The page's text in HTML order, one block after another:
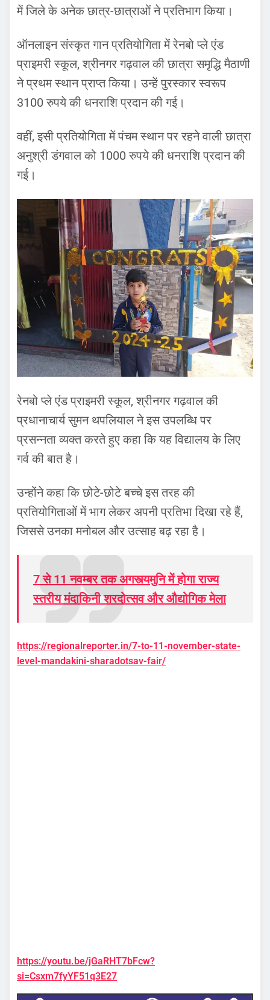
में जिले के अनेक छात्र-छात्राओं ने प्रतिभाग किया।
ऑनलाइन संस्कृत गान प्रतियोगिता में रेनबो प्ले एंड
प्राइमरी स्कूल, श्रीनगर गढ़वाल की छात्रा समृद्धि मैठाणी
ने प्रथम स्थान प्राप्त किया। उन्हें पुरस्कार स्वरूप
3100 रुपये की धनराशि प्रदान की गई।
वहीं, इसी प्रतियोगिता में पंचम स्थान पर रहने वाली छात्रा
अनुश्री डंगवाल को 1000 रुपये की धनराशि प्रदान की
गई।
रेनबो प्ले एंड प्राइमरी स्कूल, श्रीनगर गढ़वाल की
प्रधानाचार्य सुमन थपलियाल ने इस उपलब्धि पर
प्रसन्नता व्यक्त करते हुए कहा कि यह विद्यालय के लिए
गर्व की बात है।
उन्होंने कहा कि छोटे-छोटे बच्चे इस तरह की
प्रतियोगिताओं में भाग लेकर अपनी प्रतिभा दिखा रहे हैं,
जिससे उनका मनोबल और उत्साह बढ़ रहा है।
7 से 11 नवम्बर तक अगस्त्यमुनि में होगा राज्य
स्तरीय मंदाकिनी शरदोत्सव और औद्योगिक मेला
https://regionalreporter.in/7-to-11-november-state-
level-mandakini-sharadotsav-fair/
https://youtu.be/jGaRHT7bFcw?
si=Csxm7fyYF51q3E27